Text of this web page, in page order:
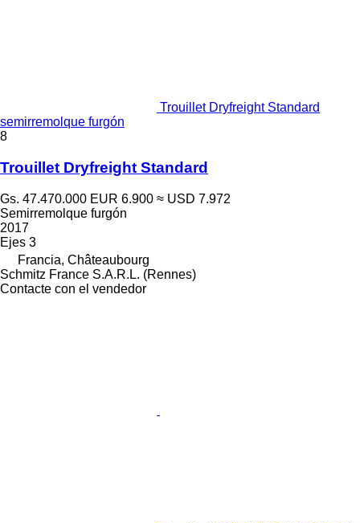
Trouillet Dryfreight Standard
semirremolque furgón
8
Trouillet Dryfreight Standard
Gs. 47.470.000 EUR 6.900 ≈ USD 7.972
Semirremolque furgón
2017
Ejes 3
Francia, Châteaubourg
Schmitz France S.A.R.L. (Rennes)
Contacte con el vendedor